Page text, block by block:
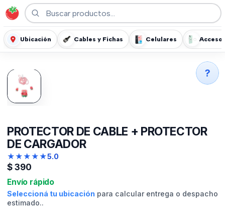
Ubicación Cables y Fichas Celulares
PROTECTOR DE CABLE + PROTECTOR
DE CARGADOR
★★★★★5.0
$390
Envío rápido
Seleccioná tu ubicación para calcular entrega o despacho
estimado..
?